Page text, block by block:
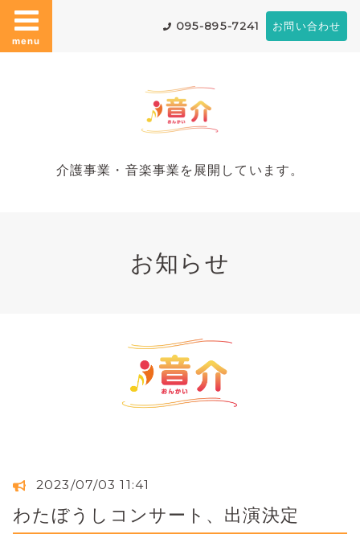
menu
095-895-7241 お問い合わせ
介護事業・音楽事業を展開しています。
お知らせ
2023/07/03 11:41
わたぼうしコンサート、出演決定